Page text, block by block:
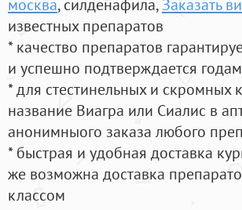
москва, силденафила, Заказать
известных препаратов
* качество препаратов
и успешно подтверждается
* для стестинельных и скромных
название Виагра или Сиалис в
анонимныого заказа любого
* быстрая и удобная доставка
же возможна доставка
классом